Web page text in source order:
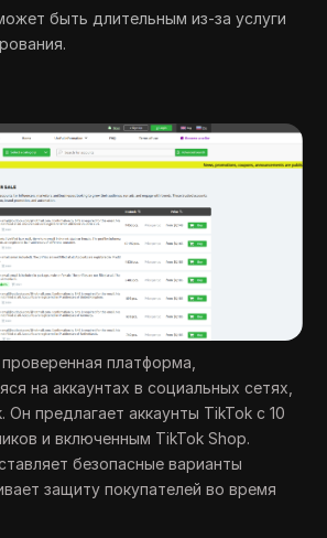
быть длительным из-за услуги
платформа,
на аккаунтах в социальных сетях,
Он предлагает аккаунты TikTok с 10
и включенным TikTok Shop.
безопасные варианты
защиту покупателей во время